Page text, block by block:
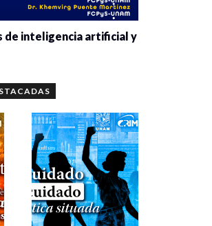
de inteligencia artificial y